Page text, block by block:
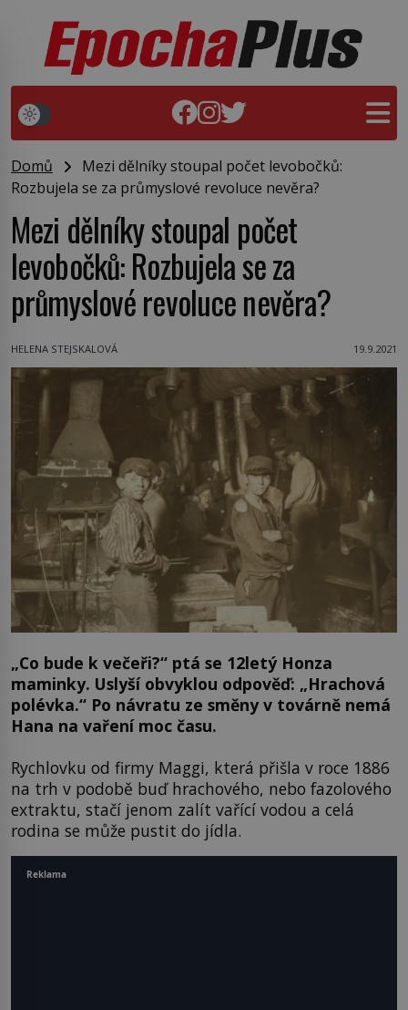
Domů
Mezi dělníky stoupal počet levobočků:
Rozbujela se za průmyslové revoluce nevěra?
Mezi dělníky stoupal počet
levobočků: Rozbujela se za
průmyslové revoluce nevěra?
HELENA STEJSKALOVÁ 19.9.2021
„Co bude k večeři?“ ptá se 12letý Honza
maminky. Uslyší obvyklou odpověď: „Hrachová
polévka.“ Po návratu ze směny v továrně nemá
Hana na vaření moc času.
Rychlovku od firmy Maggi, která přišla v roce 1886
na trh v podobě buď hrachového, nebo fazolového
extraktu, stačí jenom zalít vařící vodou a celá
rodina se může pustit do jídla.
Reklama